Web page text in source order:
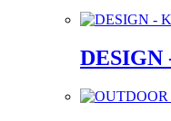
DESIGN